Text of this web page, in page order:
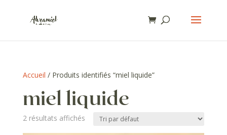
Accueil / Produits identifiés “miel liquide”
miel liquide
2 résultats affichés